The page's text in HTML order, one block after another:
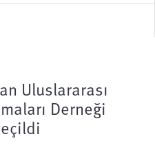
Uluslararası
Derneği